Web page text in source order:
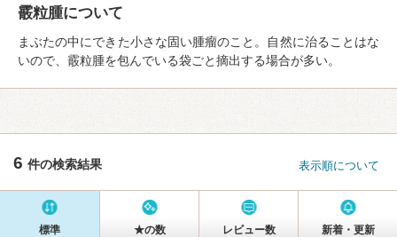
霰粒腫について
まぶたの中にできた小さな固い腫瘤のこと。自然に治ることはな
いので、霰粒腫を包んでいる袋ごと摘出する場合が多い。
6 件の検索結果 表示順について
標準 ★の数 レビュー数 新着・更新